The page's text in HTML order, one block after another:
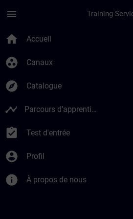
menu
home Accueil
group_work Canaux
explore Catalogue
timeline Parcours d’apprentissage
assignment_turned_in Test d'entrée
account_circle Profil
info À propos de nous